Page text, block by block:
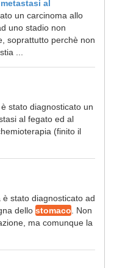
al
un carcinoma allo
uno stadio non
soprattutto perchè non
...
stato diagnosticato un
al fegato ed al
(finito il
stato diagnosticato ad
dello stomaco . Non
ma comunque la